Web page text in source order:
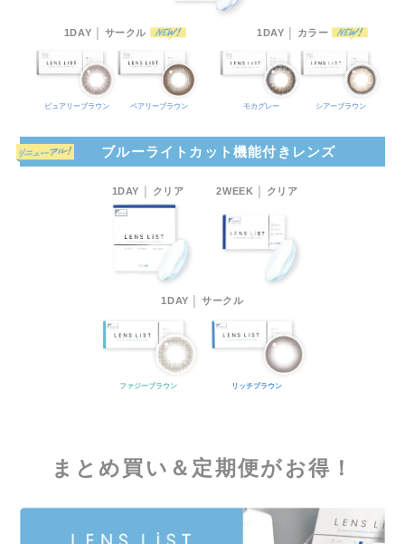
1DAY │ サークル
ピュアリーブラウン ベアリーブラウン
1DAY │ カラー
モカグレー シアーブラウン
ブルーライトカット機能付きレンズ
1DAY │ クリア 2WEEK │ クリア
1DAY │ サークル
ファジーブラウン リッチブラウン
まとめ買い＆定期便がお得！